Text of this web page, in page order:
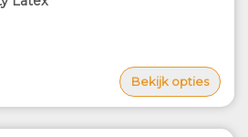
Bekijk opties